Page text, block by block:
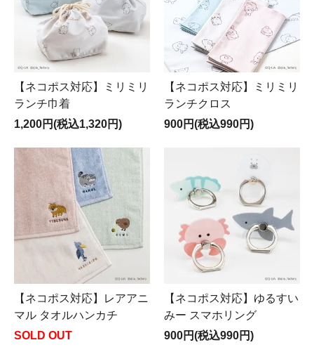
【ネコポス対応】ミリミリ
ランチ巾着
1,200円(税込1,320円)
【ネコポス対応】ミリミリ
ランチクロス
900円(税込990円)
【ネコポス対応】レアアニ
マル タオルハンカチ
SOLD OUT
【ネコポス対応】ゆるすい
みー スマホリング
900円(税込990円)